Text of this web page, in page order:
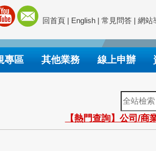
回首頁 | English | 常見問答 | 網站
專區 其他業務 線上申辦
全
站
檢
索
【熱門查詢】公司/商